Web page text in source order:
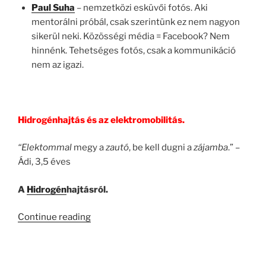
Paul Suha – nemzetközi esküvői fotós. Aki
mentorálni próbál, csak szerintünk ez nem nagyon
sikerül neki. Közösségi média = Facebook? Nem
hinnénk. Tehetséges fotós, csak a kommunikáció
nem az igazi.
Hidrogénhajtás és az elektromobilitás.
“Elektommal megy azautó, be kell dugni azájamba.” –
Ádi, 3,5 éves
A Hidrogénhajtásról.
Continue reading“KB023